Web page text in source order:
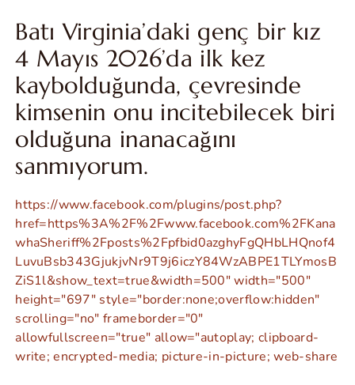
Batı Virginia’daki genç bir kız
4 Mayıs 2026’da ilk kez
kaybolduğunda, çevresinde
kimsenin onu incitebilecek biri
olduğuna inanacağını
sanmıyorum.
https://www.facebook.com/plugins/post.php?
href=https%3A%2F%2Fwww.facebook.com%2FKana
whaSheriff%2Fposts%2Fpfbid0azghyFgQHbLHQnof4
LuvuBsb343GjukjvNr9T9j6iczY84WzABPE1TLYmosB
ZiS1l&show_text=true&width=500" width="500"
height="697" style="border:none;overflow:hidden"
scrolling="no" frameborder="0"
allowfullscreen="true" allow="autoplay; clipboard-
write; encrypted-media; picture-in-picture; web-share